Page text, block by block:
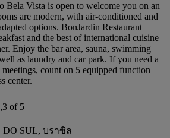
Bela Vista is open to welcome you on an
are modern, with air-conditioned and
options. BonJardin Restaurant
and the best of international cuisine
Enjoy the bar area, sauna, swimming
as laundry and car park. If you need a
meetings, count on 5 equipped function
center.
of 5
DO SUL, บราซิล